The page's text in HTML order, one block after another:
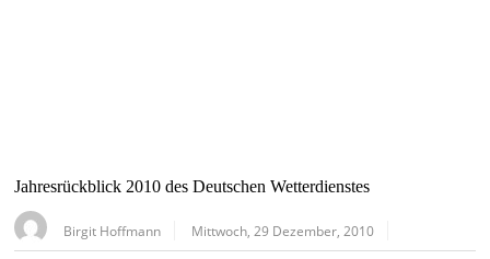
Jahresrückblick 2010 des Deutschen Wetterdienstes
Birgit Hoffmann Mittwoch, 29 Dezember, 2010